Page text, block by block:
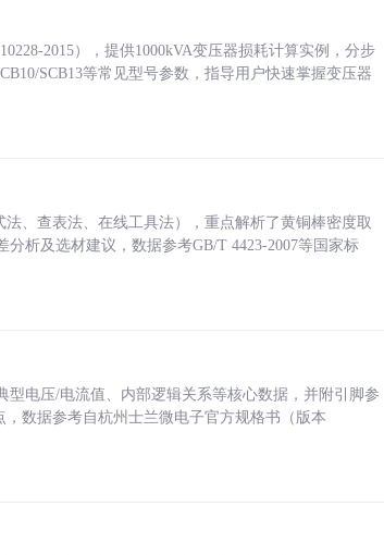
2015），提供1000kVA变压器损耗计算实例，分步
SCB13等常见型号参数，指导用户快速掌握变压器
、查表法、在线工具法），重点解析了黄铜棒密度取
析及选材建议，数据参考GB/T 4423-2007等国家标
型电压/电流值、内部逻辑关系等核心数据，并附引脚参
数据参考自杭州士兰微电子官方规格书（版本